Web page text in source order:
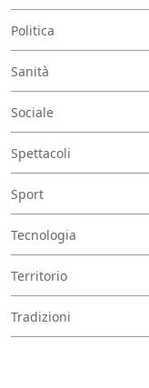
Politica
Sanità
Sociale
Spettacoli
Sport
Tecnologia
Territorio
Tradizioni